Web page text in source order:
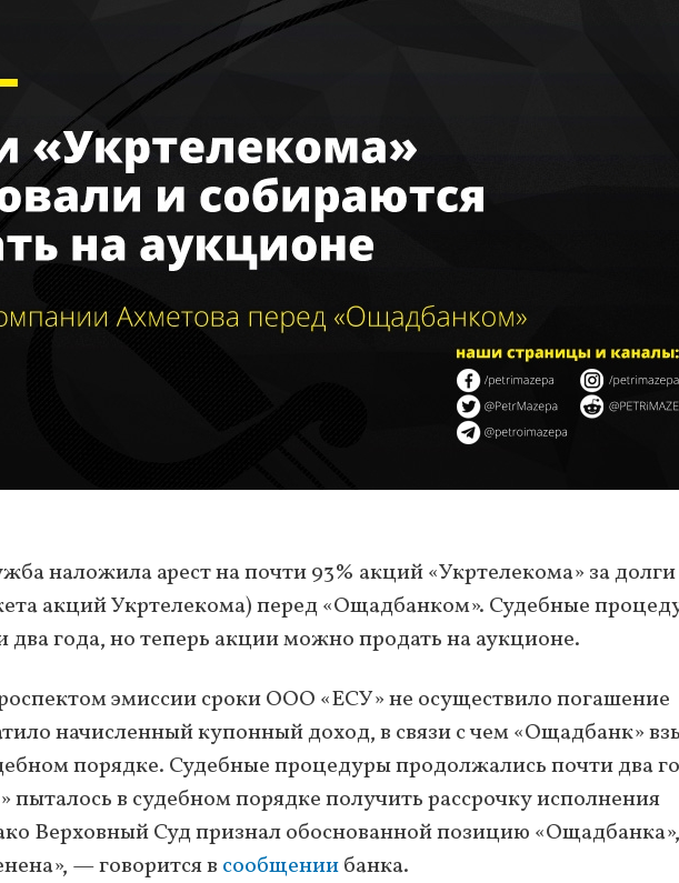
наложила арест на почти 93% акций «Укртелекома» за
акций Укртелекома) перед «Ощадбанком». Судебные
года, но теперь акции можно продать на аукционе.
эмиссии сроки ООО «ЕСУ» не осуществило погашение
начисленный купонный доход, в связи с чем «Ощадбанк»
порядке. Судебные процедуры продолжались почти два
в судебном порядке получить рассрочку исполнения
Верховный Суд признал обоснованной позицию
— говорится в сообщениибанка.